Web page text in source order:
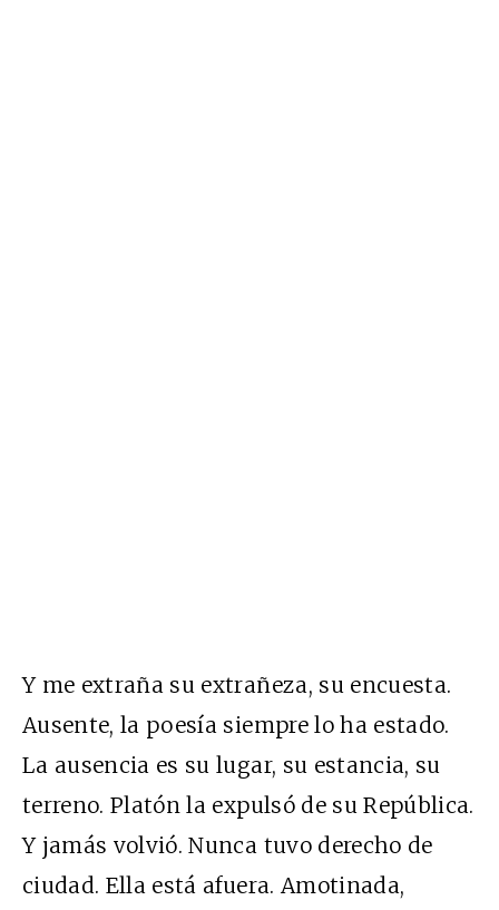
Y me extraña su extrañeza, su encuesta.
Ausente, la poesía siempre lo ha estado.
La ausencia es su lugar, su estancia, su
terreno. Platón la expulsó de su República.
Y jamás volvió. Nunca tuvo derecho de
ciudad. Ella está afuera. Amotinada,